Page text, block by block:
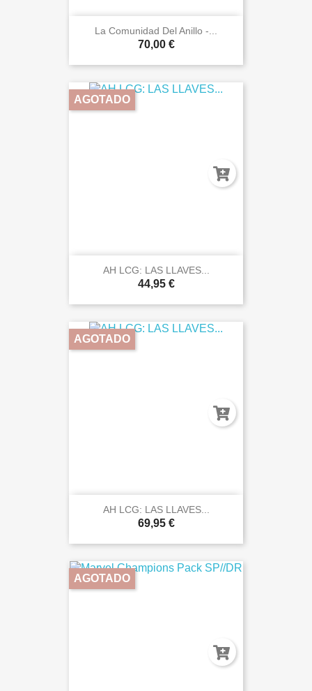
La Comunidad Del Anillo -...
70,00 €
AH LCG: LAS LLAVES...
44,95 €
AGOTADO
AH LCG: LAS LLAVES...
69,95 €
AGOTADO
AGOTADO